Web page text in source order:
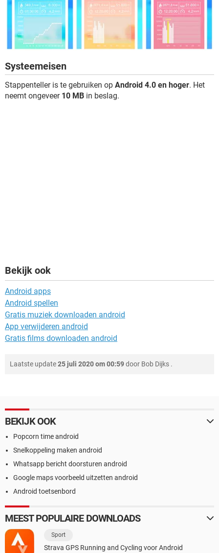
Systeemeisen
Stappenteller is te gebruiken op Android 4.0 en hoger. Het
neemt ongeveer 10 MB in beslag.
Bekijk ook
Android apps
Android spellen
Gratis muziek downloaden android
App verwijderen android
Gratis films downloaden android
Laatste update25 juli 2020 om 00:59door Bob Dijks .
BEKIJK OOK
Popcorn time android
Snelkoppeling maken android
Whatsapp bericht doorsturen android
Google maps voorbeeld uitzetten android
Android toetsenbord
MEEST POPULAIRE DOWNLOADS
Sport
Strava GPS Running and Cycling voor Android